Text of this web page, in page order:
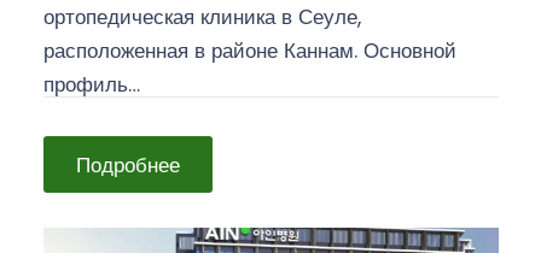
ортопедическая клиника в Сеуле,
расположенная в районе Каннам. Основной
профиль…
Подробнее